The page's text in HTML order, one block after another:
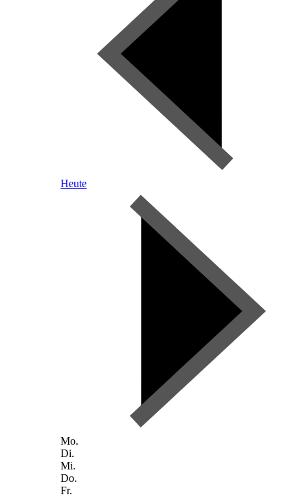
Heute
Mo.
Di.
Mi.
Do.
Fr.